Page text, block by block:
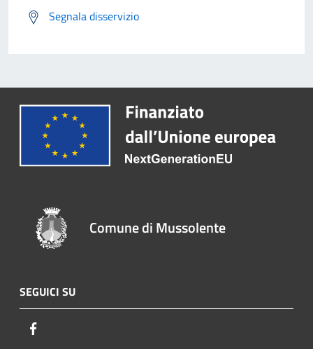
Segnala disservizio
Comune di Mussolente
SEGUICI SU